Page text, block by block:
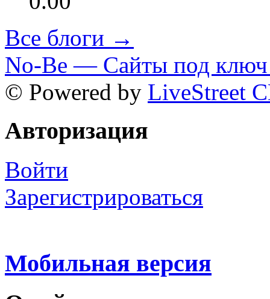
Все блоги →
No-Be — Сайты под ключ
© Powered by LiveStreet
Авторизация
Войти
Зарегистрироваться
Мобильная версия